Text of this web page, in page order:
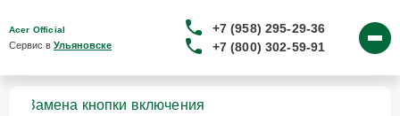
Acer Official
Сервис в Ульяновске
+7 (958) 295-29-36
+7 (800) 302-59-91
Замена кнопки включения